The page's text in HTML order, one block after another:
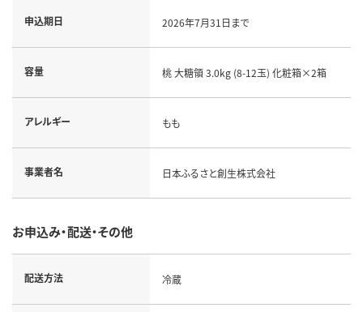
申込期日 2026年7月31日まで
容量 桃 大糖領 3.0kg (8-12玉) 化粧箱×2箱
アレルギー もも
事業者名 日本ふるさと創生株式会社
お申込み・配送・その他
配送方法 冷蔵